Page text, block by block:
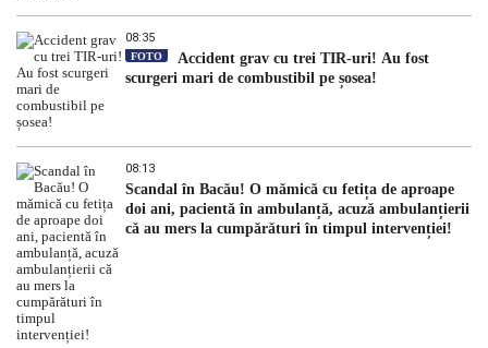
08:35
FOTO
Accident grav cu trei TIR-uri! Au fost
scurgeri mari de combustibil pe șosea!
08:13
Scandal în Bacău! O mămică cu fetița de aproape
doi ani, pacientă în ambulanță, acuză ambulanțierii
că au mers la cumpărături în timpul intervenției!